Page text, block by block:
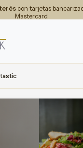
con tarjetas
Mastercard